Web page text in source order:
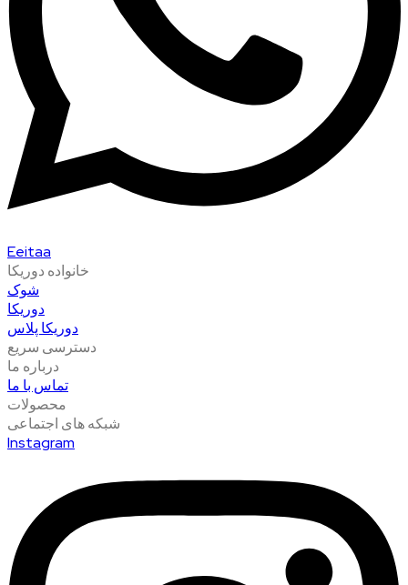
Eeitaa
خانواده دوریکا
شوک
دوریکا
دوریکا پلاس
دسترسی سریع
درباره ما
تماس با ما
محصولات
شبکه های اجتماعی
Instagram